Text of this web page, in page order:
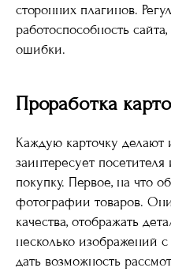
сторонних плагинов.
работоспособность
ошибки.
Проработка
Каждую карточку
заинтересует
покупку. Первое, на что
фотографии товаров.
качества, отображать
несколько изображений
дать возможность